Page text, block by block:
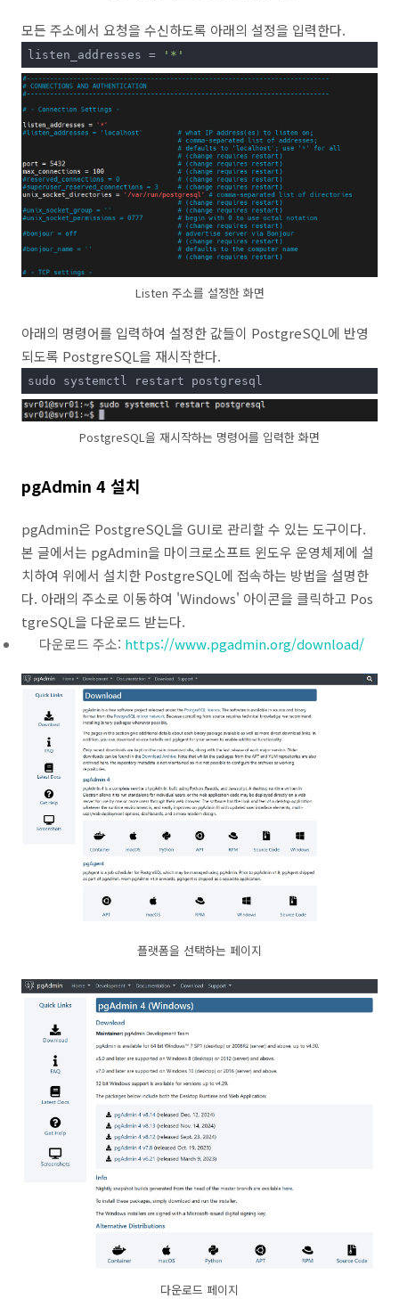
모든 주소에서 요청을 수신하도록 아래의 설정을 입력한다.
listen_addresses = '*'
Listen 주소를 설정한 화면
아래의 명령어를 입력하여 설정한 값들이 PostgreSQL에 반영
되도록 PostgreSQL을 재시작한다.
sudo systemctl restart postgresql
PostgreSQL을 재시작하는 명령어를 입력한 화면
pgAdmin 4 설치
pgAdmin은 PostgreSQL을 GUI로 관리할 수 있는 도구이다.
본 글에서는 pgAdmin을 마이크로소프트 윈도우 운영체제에 설
치하여 위에서 설치한 PostgreSQL에 접속하는 방법을 설명한
다. 아래의 주소로 이동하여 'Windows' 아이콘을 클릭하고 Pos
tgreSQL을 다운로드 받는다.
다운로드 주소: https://www.pgadmin.org/download/
플랫폼을 선택하는 페이지
다운로드 페이지